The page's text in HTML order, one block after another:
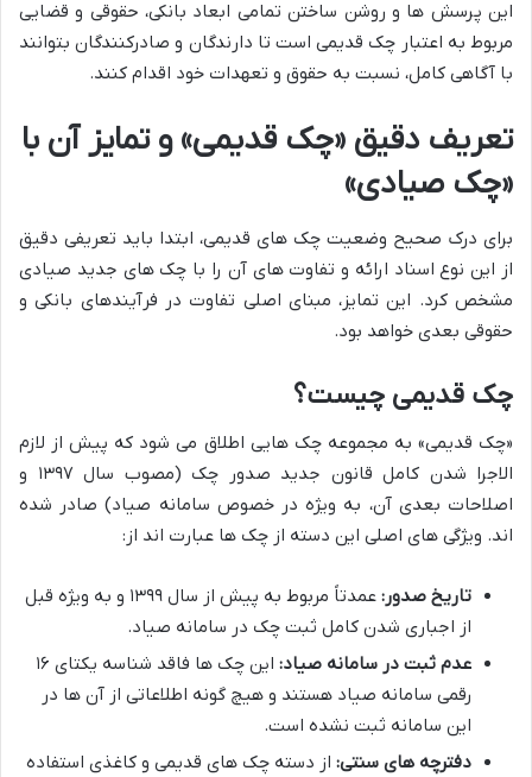
این پرسش ها و روشن ساختن تمامی ابعاد بانکی، حقوقی و قضایی
مربوط به اعتبار چک قدیمی است تا دارندگان و صادرکنندگان بتوانند
با آگاهی کامل، نسبت به حقوق و تعهدات خود اقدام کنند.
تعریف دقیق «چک قدیمی» و تمایز آن با
«چک صیادی»
برای درک صحیح وضعیت چک های قدیمی، ابتدا باید تعریفی دقیق
از این نوع اسناد ارائه و تفاوت های آن را با چک های جدید صیادی
مشخص کرد. این تمایز، مبنای اصلی تفاوت در فرآیندهای بانکی و
حقوقی بعدی خواهد بود.
چک قدیمی چیست؟
«چک قدیمی» به مجموعه چک هایی اطلاق می شود که پیش از لازم
الاجرا شدن کامل قانون جدید صدور چک (مصوب سال ۱۳۹۷ و
اصلاحات بعدی آن، به ویژه در خصوص سامانه صیاد) صادر شده
اند. ویژگی های اصلی این دسته از چک ها عبارت اند از:
تاریخ صدور:
عمدتاً مربوط به پیش از سال ۱۳۹۹ و به ویژه قبل
از اجباری شدن کامل ثبت چک در سامانه صیاد.
عدم ثبت در سامانه صیاد:
این چک ها فاقد شناسه یکتای ۱۶
رقمی سامانه صیاد هستند و هیچ گونه اطلاعاتی از آن ها در
این سامانه ثبت نشده است.
دفترچه های سنتی: از دسته چک های قدیمی و کاغذی استفاده